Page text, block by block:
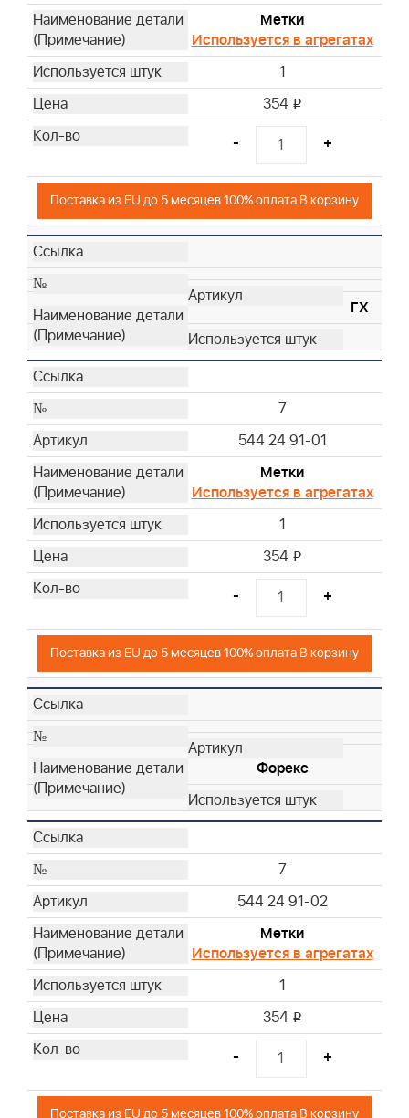
Метки
Используется в агрегатах
1
354 i
- +
Поставка из EU до 5 месяцев 100% оплата В корзину
ГХ
7
544 24 91-01
Метки
Используется в агрегатах
1
354 i
- +
Поставка из EU до 5 месяцев 100% оплата В корзину
Форекс
7
544 24 91-02
Метки
Используется в агрегатах
1
354 i
- +
Поставка из EU до 5 месяцев 100% оплата В корзину